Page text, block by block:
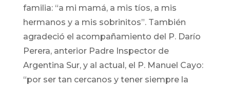
familia: “a mi mamá, a mis tíos, a mis
hermanos y a mis sobrinitos”. También
agradeció el acompañamiento del P. Darío
Perera, anterior Padre Inspector de
Argentina Sur, y al actual, el P. Manuel Cayo:
“por ser tan cercanos y tener siempre la